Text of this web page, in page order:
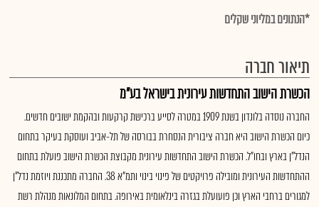
*הנתונים במליוני שקלים
תיאור חברה
הכשרת הישוב התחדשות עירונית בישראל בע"מ
החברה נוסדה בלונדון בשנת 1909 במטרה לסייע ברכישת קרקעות ובהקמת ישובים חדשים.
כיום הכשרת הישוב היא חברה ציבורית הנסחרת בבורסה של תל-אביב ועוסקת בעיקר בתחום
הנדל״ן בארץ ובחו״ל. הכשרת הישוב התחדשות עירונית מקבוצת הכשרת הישוב פועלת בתחום
ההתחדשות העירונית ומובילה פרויקטים של פינוי בינוי ותמ"א 38. החברה מתכננת ויוזמת נדל"ן
למגורים ברחבי הארץ וכן פועועלת בגזרה בינלאומית באירופה. בתחום המלונאות מנהלת רשת